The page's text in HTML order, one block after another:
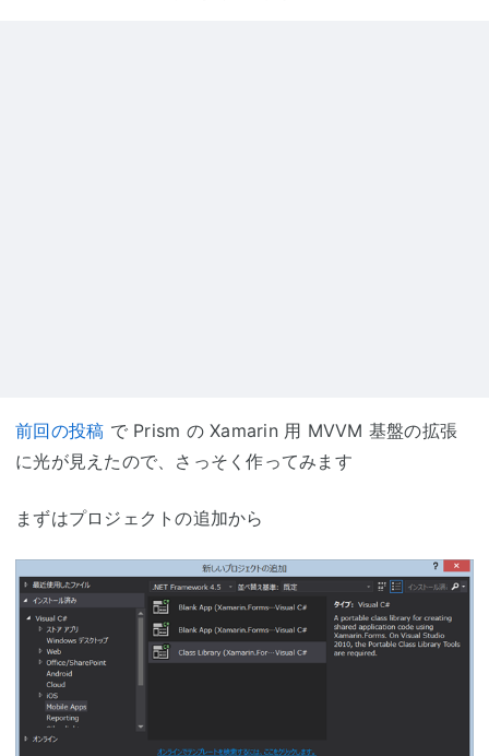
前回の投稿 で Prism の Xamarin 用 MVVM 基盤の拡張
に光が見えたので、さっそく作ってみます
まずはプロジェクトの追加から